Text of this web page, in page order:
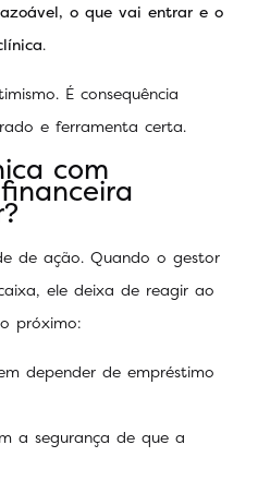
o que vai entrar e o
.
É consequência
e ferramenta certa.
com
de ação. Quando o gestor
ele deixa de reagir ao
próximo:
depender de empréstimo
a segurança de que a